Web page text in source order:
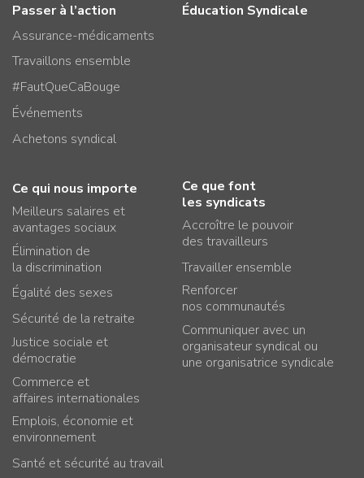
Passer à l’action
Assurance-médicaments
Travaillons ensemble
#FautQueCaBouge
Événements
Achetons syndical
Éducation Syndicale
Ce qui nous importe
Meilleurs salaires et
avantages sociaux
Élimination de
la discrimination
Égalité des sexes
Sécurité de la retraite
Justice sociale et
démocratie
Commerce et
affaires internationales
Emplois, économie et
environnement
Santé et sécurité au travail
Ce que font
les syndicats
Accroître le pouvoir
des travailleurs
Travailler ensemble
Renforcer
nos communautés
Communiquer avec un
organisateur syndical ou
une organisatrice syndicale